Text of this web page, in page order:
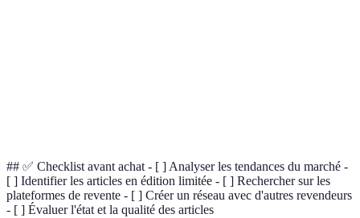
## ✅ Checklist avant achat - [ ] Analyser les tendances du marché -
[ ] Identifier les articles en édition limitée - [ ] Rechercher sur les
plateformes de revente - [ ] Créer un réseau avec d'autres revendeurs
- [ ] Évaluer l'état et la qualité des articles